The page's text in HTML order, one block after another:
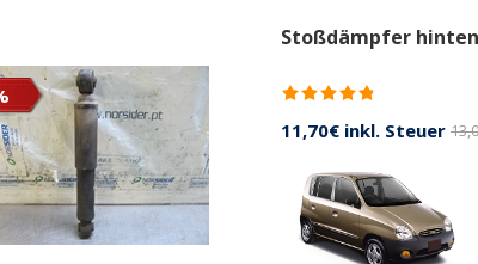
Stoßdämpfer hinten
11,70€ inkl. Steuer